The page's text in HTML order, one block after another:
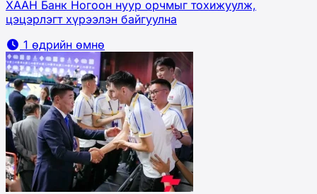
ХААН Банк Ногоон нуур орчмыг тохижуулж,
цэцэрлэгт хүрээлэн байгуулна
1 өдрийн өмнө